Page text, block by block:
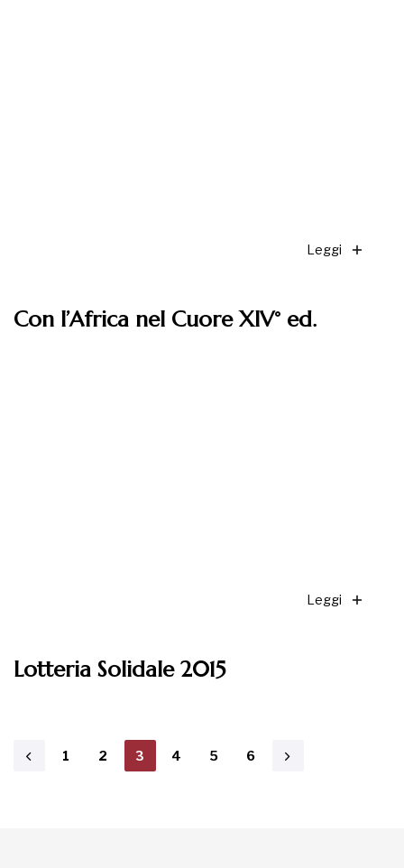
Leggi
Con l’Africa nel Cuore XIV° ed.
Leggi
Lotteria Solidale 2015
1 2 3 4 5 6